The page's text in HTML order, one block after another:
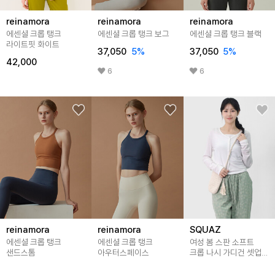
reinamora
에센셜 크롭 탱크
라이트핏 화이트
42,000
reinamora
에센셜 크롭 탱크 보그
37,050 5%
6
reinamora
에센셜 크롭 탱크 블랙
37,050 5%
6
reinamora
에센셜 크롭 탱크
샌드스톰
reinamora
에센셜 크롭 탱크
아우터스페이스
SQUAZ
여성 봄 스판 소프트
크롭 나시 가디건 셋업